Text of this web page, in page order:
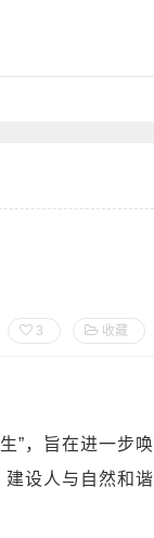
3 收藏
”，旨在进一步唤
设人与自然和谐